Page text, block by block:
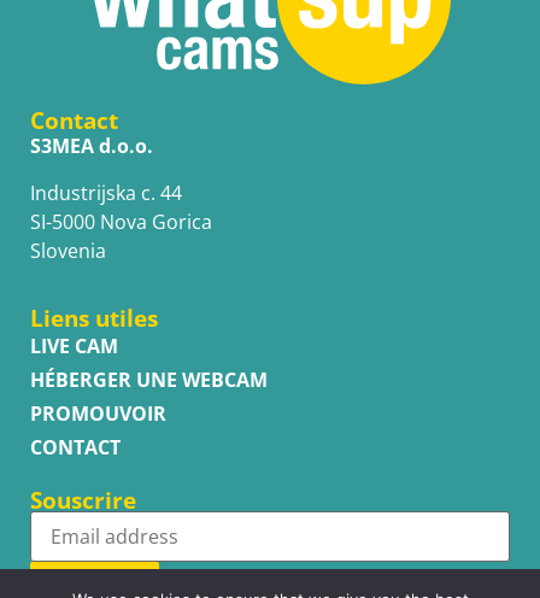
Contact
S3MEA d.o.o.
Industrijska c. 44
SI-5000 Nova Gorica
Slovenia
Liens utiles
LIVE CAM
HÉBERGER UNE WEBCAM
PROMOUVOIR
CONTACT
Souscrire
Subscribe